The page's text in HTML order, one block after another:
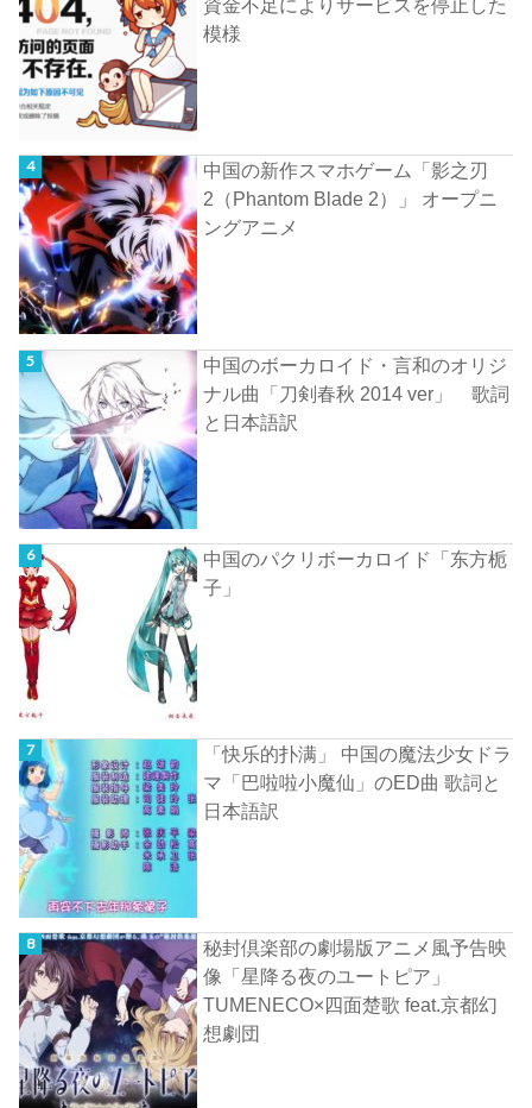
資金不足によりサービスを停止した
模様
中国の新作スマホゲーム「影之刃
2（Phantom Blade 2）」 オープニ
ングアニメ
中国のボーカロイド・言和のオリジ
ナル曲「刀剣春秋 2014 ver」 歌詞
と日本語訳
中国のパクリボーカロイド「东方栀
子」
「快乐的扑满」 中国の魔法少女ドラ
マ「巴啦啦小魔仙」のED曲 歌詞と
日本語訳
秘封倶楽部の劇場版アニメ風予告映
像「星降る夜のユートピア」
TUMENECO×四面楚歌 feat.京都幻
想劇団